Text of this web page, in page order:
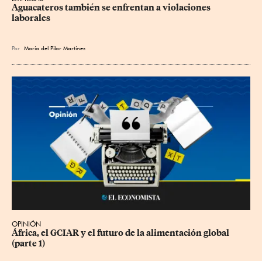
Aguacateros también se enfrentan a violaciones
laborales
Por María del Pilar Martínez
OPINIÓN
África, el GCIAR y el futuro de la alimentación global
(parte 1)